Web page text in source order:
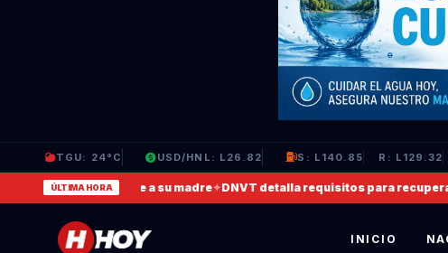
TGU: 24°C USD/HNL: L26.82 S: L140.85 R: L129.32
ÚLTIMA HORA
en que agrede a su madre✦DNVT detalla requisitos para recuperar
INICIO